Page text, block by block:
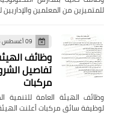
للمتميزين من المعلمين
09 أغسطس 2026
تفاصيل
مركبات
لوظيفة سائق مركبات أعلنت